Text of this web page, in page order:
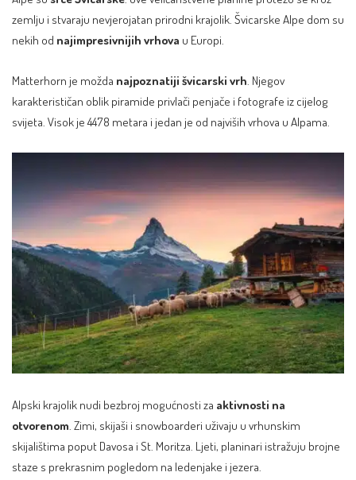
zemlju i stvaraju nevjerojatan prirodni krajolik. Švicarske Alpe dom su
nekih od najimpresivnijih vrhova u Europi.
Matterhorn je možda najpoznatiji švicarski vrh. Njegov
karakterističan oblik piramide privlači penjače i fotografe iz cijelog
svijeta. Visok je 4478 metara i jedan je od najviših vrhova u Alpama.
Alpski krajolik nudi bezbroj mogućnosti za aktivnosti na
otvorenom . Zimi, skijaši i snowboarderi uživaju u vrhunskim
skijalištima poput Davosa i St. Moritza. Ljeti, planinari istražuju brojne
staze s prekrasnim pogledom na ledenjake i jezera.